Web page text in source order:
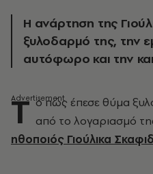
Η ανάρτηση της
ξυλοδαρμό της, την
αυτόφωρο και την
Τ ο πώς έπεσε θύμα
από το λογαριασμό
ηθοποιός Γιούλικα